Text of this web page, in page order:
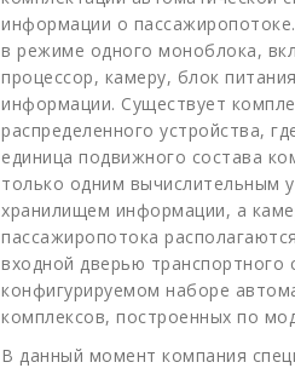
информации о
в режиме одного моноблока,
процессор, камеру, блок
информации. Существует
распределенного устройства,
единица подвижного состава
только одним вычислительным
хранилищем информации, а
пассажиропотока
входной дверью транспортного
конфигурируемом наборе
комплексов, построенных по
В данный момент компания